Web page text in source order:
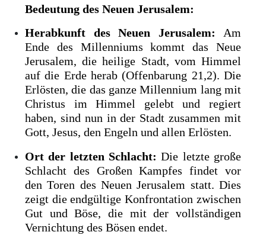
Bedeutung des Neuen Jerusalem:
Herabkunft des Neuen Jerusalem: Am
Ende des Millenniums kommt das Neue
Jerusalem, die heilige Stadt, vom Himmel
auf die Erde herab (Offenbarung 21,2). Die
Erlösten, die das ganze Millennium lang mit
Christus im Himmel gelebt und regiert
haben, sind nun in der Stadt zusammen mit
Gott, Jesus, den Engeln und allen Erlösten.
Ort der letzten Schlacht: Die letzte große
Schlacht des Großen Kampfes findet vor
den Toren des Neuen Jerusalem statt. Dies
zeigt die endgültige Konfrontation zwischen
Gut und Böse, die mit der vollständigen
Vernichtung des Bösen endet.